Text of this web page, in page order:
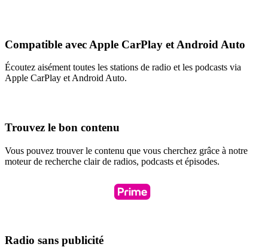
Compatible avec Apple CarPlay et Android Auto
Écoutez aisément toutes les stations de radio et les podcasts via
Apple CarPlay et Android Auto.
Trouvez le bon contenu
Vous pouvez trouver le contenu que vous cherchez grâce à notre
moteur de recherche clair de radios, podcasts et épisodes.
Radio sans publicité